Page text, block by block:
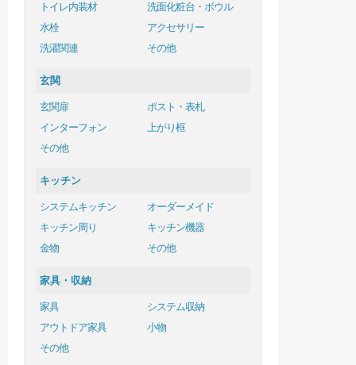
トイレ内装材
洗面化粧台・ボウル
水栓
アクセサリー
洗濯関連
その他
玄関
玄関扉
ポスト・表札
インターフォン
上がり框
その他
キッチン
システムキッチン
オーダーメイド
キッチン周り
キッチン機器
金物
その他
家具・収納
家具
システム収納
アウトドア家具
小物
その他